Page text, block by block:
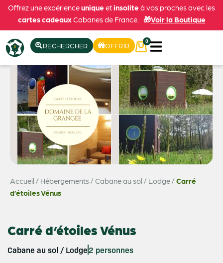
Offrez une expérienceunique etinsolite à vos proches avec les
cartes cadeauxCabanes de France. 🎁Voir la Boutique
RECHERCHER OFFRIR
0
Accueil / Hébergements/Cabane au sol / Lodge/Carré
d’étoiles Vénus
Carré d’étoiles Vénus
Cabane au sol / Lodge2 personnes